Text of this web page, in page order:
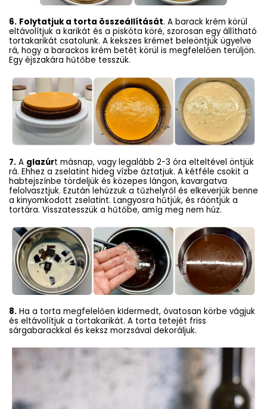
6. Folytatjuk a torta összeállítását. A barack krém körül
eltávolítjuk a karikát és a piskóta köré, szorosan egy állítható
tortakarikát csatolunk. A kekszes krémet beleöntjük ügyelve
rá, hogy a barackos krém betét körül is megfelelően terüljön.
Egy éjszakára hűtőbe tesszük.
7. A glazúrt másnap, vagy legalább 2-3 óra elteltével öntjük
rá. Ehhez a zselatint hideg vízbe áztatjuk. A kétféle csokit a
habtejszínbe tördeljük és közepes lángon, kavargatva
felolvasztjuk. Ezután lehúzzuk a tűzhelyről és elkeverjük benne
a kinyomkodott zselatint. Langyosra hűtjük, és ráöntjük a
tortára. Visszatesszük a hűtőbe, amíg meg nem húz.
8. Ha a torta megfelelően kIdermedt, óvatosan körbe vágjuk
és eltávolítjuk a tortakarikát. A torta tetejét friss
sárgabarackkal és keksz morzsával dekoráljuk.